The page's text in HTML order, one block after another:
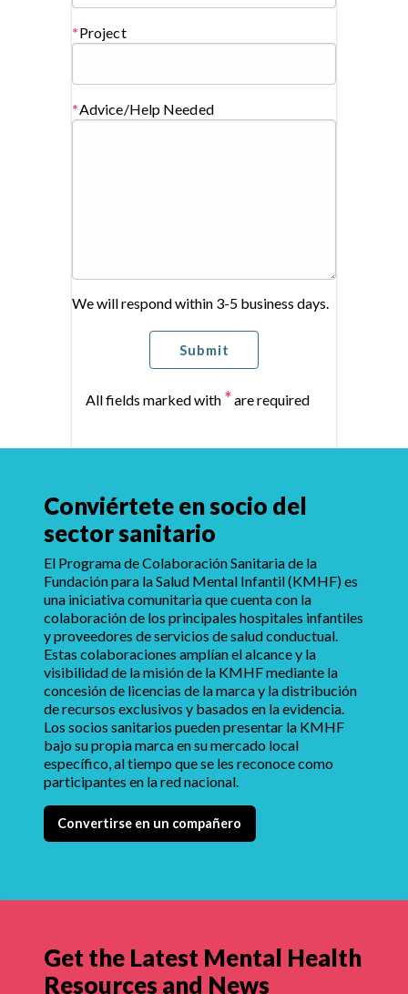
Project
Advice/Help Needed
We will respond within 3-5 business days.
All fields marked with *are required
Conviértete en socio del
sector sanitario
El Programa de Colaboración Sanitaria de la
Fundación para la Salud Mental Infantil (KMHF) es
una iniciativa comunitaria que cuenta con la
colaboración de los principales hospitales infantiles
y proveedores de servicios de salud conductual.
Estas colaboraciones amplían el alcance y la
visibilidad de la misión de la KMHF mediante la
concesión de licencias de la marca y la distribución
de recursos exclusivos y basados en la evidencia.
Los socios sanitarios pueden presentar la KMHF
bajo su propia marca en su mercado local
específico, al tiempo que se les reconoce como
participantes en la red nacional.
Convertirse en un compañero
Get the Latest Mental Health
Resources and News